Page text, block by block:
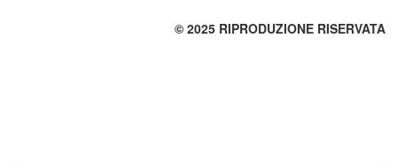
© 2025 RIPRODUZIONE RISERVATA